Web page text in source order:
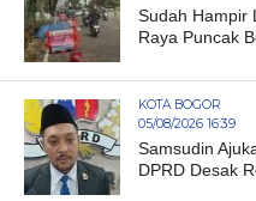
Sudah Hampir
Raya Puncak
KOTA BOGOR
05/08/2026 16:39
Samsudin
DPRD Desak